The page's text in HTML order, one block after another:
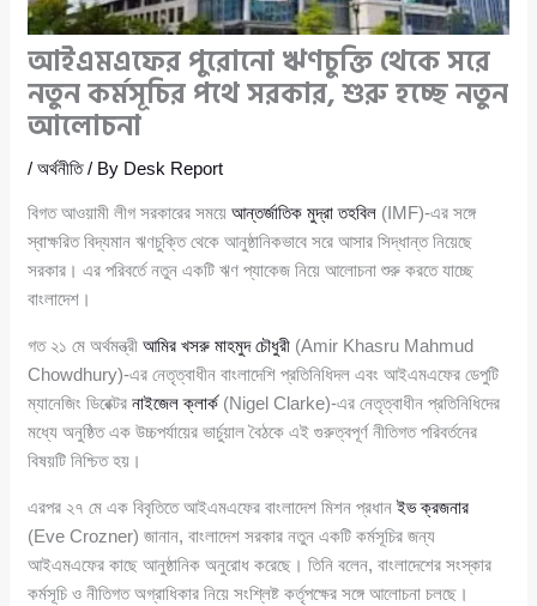
আইএমএফের পুরোনো ঋণচুক্তি থেকে সরে
নতুন কর্মসূচির পথে সরকার, শুরু হচ্ছে নতুন
আলোচনা
/অর্থনীতি/ By Desk Report
বিগত আওয়ামী লীগ সরকারের সময়েআন্তর্জাতিক মুদ্রা তহবিল (IMF)-এর সঙ্গে
স্বাক্ষরিত বিদ্যমান ঋণচুক্তি থেকে আনুষ্ঠানিকভাবে সরে আসার সিদ্ধান্ত নিয়েছে
সরকার। এর পরিবর্তে নতুন একটি ঋণ প্যাকেজ নিয়ে আলোচনা শুরু করতে যাচ্ছে
বাংলাদেশ।
গত ২১ মে অর্থমন্ত্রীআমির খসরু মাহমুদ চৌধুরী (Amir Khasru Mahmud
Chowdhury)-এর নেতৃত্বাধীন বাংলাদেশি প্রতিনিধিদল এবং আইএমএফের ডেপুটি
ম্যানেজিং ডিরেক্টরনাইজেল ক্লার্ক(Nigel Clarke)-এর নেতৃত্বাধীন প্রতিনিধিদের
মধ্যে অনুষ্ঠিত এক উচ্চপর্যায়ের ভার্চুয়াল বৈঠকে এই গুরুত্বপূর্ণ নীতিগত পরিবর্তনের
বিষয়টি নিশ্চিত হয়।
এরপর ২৭ মে এক বিবৃতিতে আইএমএফের বাংলাদেশ মিশন প্রধানইভ ক্রজনার
(Eve Crozner) জানান, বাংলাদেশ সরকার নতুন একটি কর্মসূচির জন্য
আইএমএফের কাছে আনুষ্ঠানিক অনুরোধ করেছে। তিনি বলেন, বাংলাদেশের সংস্কার
কর্মসূচি ও নীতিগত অগ্রাধিকার নিয়ে সংশ্লিষ্ট কর্তৃপক্ষের সঙ্গে আলোচনা চলছে।